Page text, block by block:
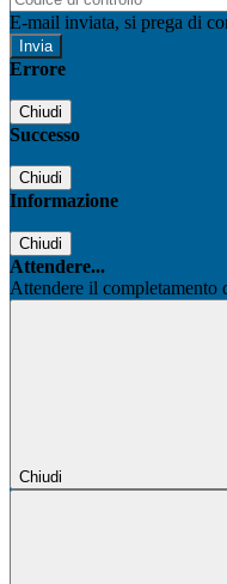
E-mail inviata, si prega di
Errore
Chiudi
Successo
Chiudi
Informazione
Chiudi
Attendere...
Attendere il completamento
Chiudi